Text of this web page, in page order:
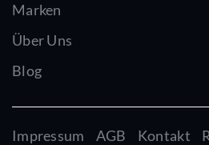
Marken
Über Uns
Blog
Impressum AGB Kontakt